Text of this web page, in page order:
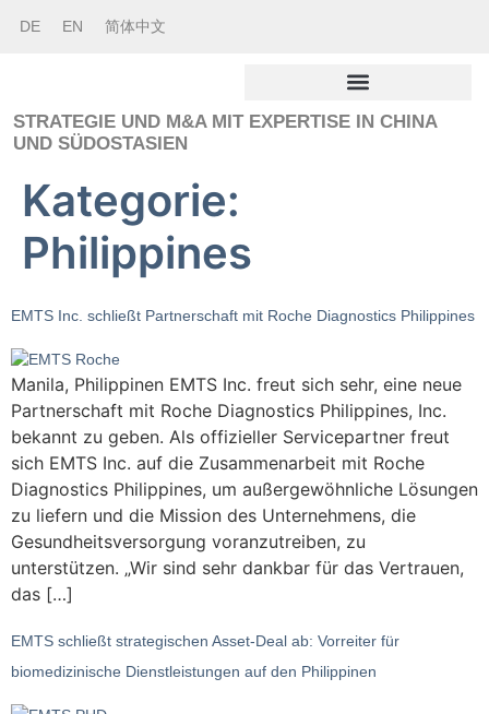
DE EN 简体中文
STRATEGIE UND M&A MIT EXPERTISE IN CHINA
UND SÜDOSTASIEN
Kategorie:
Philippines
EMTS Inc. schließt Partnerschaft mit Roche Diagnostics Philippines
Manila, Philippinen EMTS Inc. freut sich sehr, eine neue
Partnerschaft mit Roche Diagnostics Philippines, Inc.
bekannt zu geben. Als offizieller Servicepartner freut
sich EMTS Inc. auf die Zusammenarbeit mit Roche
Diagnostics Philippines, um außergewöhnliche Lösungen
zu liefern und die Mission des Unternehmens, die
Gesundheitsversorgung voranzutreiben, zu
unterstützen. „Wir sind sehr dankbar für das Vertrauen,
das […]
EMTS schließt strategischen Asset-Deal ab: Vorreiter für
biomedizinische Dienstleistungen auf den Philippinen